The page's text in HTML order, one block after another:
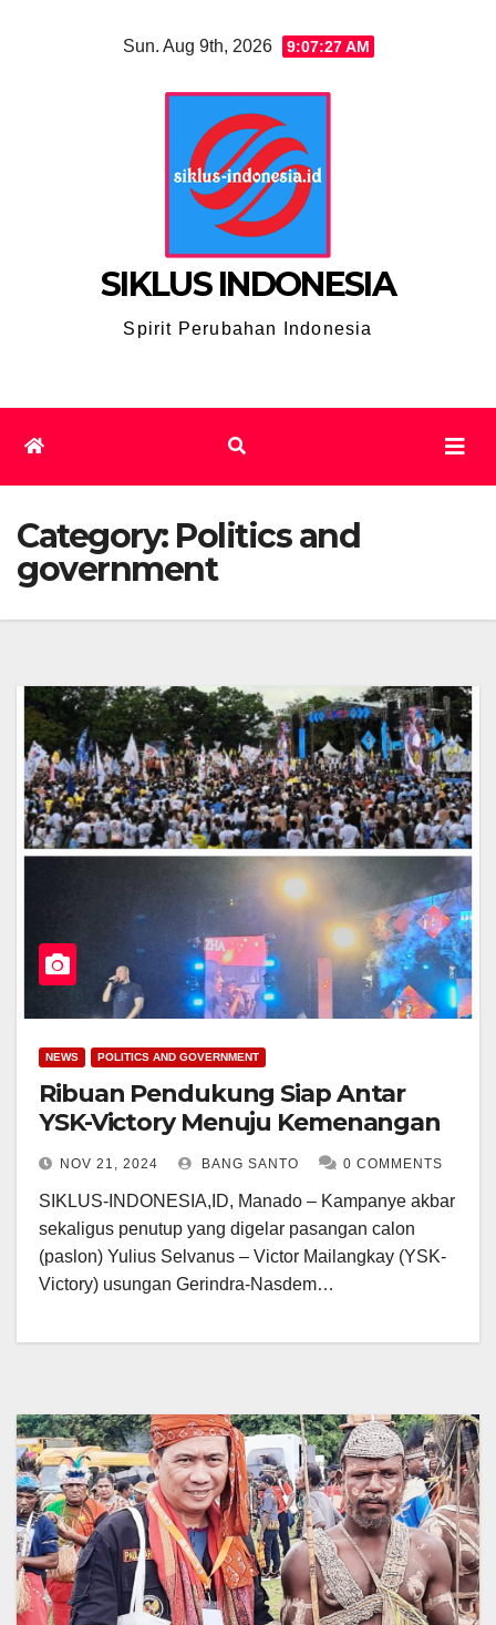
Sun. Aug 9th, 2026 9:07:28 AM
SIKLUS INDONESIA
Spirit Perubahan Indonesia
Category: Politics and
government
NEWS POLITICS AND GOVERNMENT
Ribuan Pendukung Siap Antar
YSK-Victory Menuju Kemenangan
NOV 21, 2024 BANG SANTO 0 COMMENTS
SIKLUS-INDONESIA,ID, Manado – Kampanye akbar
sekaligus penutup yang digelar pasangan calon
(paslon) Yulius Selvanus – Victor Mailangkay (YSK-
Victory) usungan Gerindra-Nasdem…